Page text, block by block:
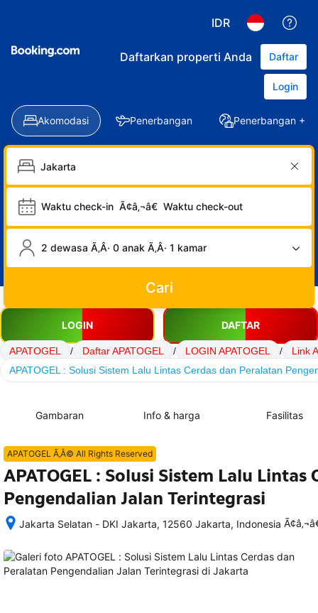
IDR
Daftarkan properti Anda Daftar
Login
Akomodasi Penerbangan Penerbangan +
Waktu check-in Ã¢â‚¬â€ Waktu check-out
2 dewasa Ã‚Â· 0 anak Ã‚Â· 1 kamar
Cari
LOGIN DAFTAR
APATOGEL / Daftar APATOGEL / LOGIN APATOGEL /
Link
APATOGEL : Solusi Sistem Lalu Lintas Cerdas dan Peralatan
Gambaran Info & harga Fasilitas
APATOGEL Ã‚Â© All Rights Reserved
APATOGEL : Solusi Sistem Lalu
Pengendalian Jalan Terintegrasi
Jakarta Selatan - DKI Jakarta, 12560 Jakarta, Indonesia
memesan,
semua